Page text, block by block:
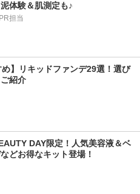
体験＆肌測定も♪
担当
め】リキッドファンデ29選！選び
紹介
DAY限定！人気美容液＆ベ
どお得なキット登場！